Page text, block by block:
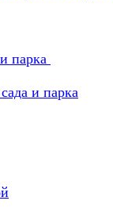
парка
и парка